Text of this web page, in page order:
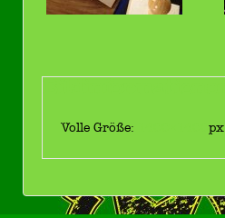
Volle Größe: px